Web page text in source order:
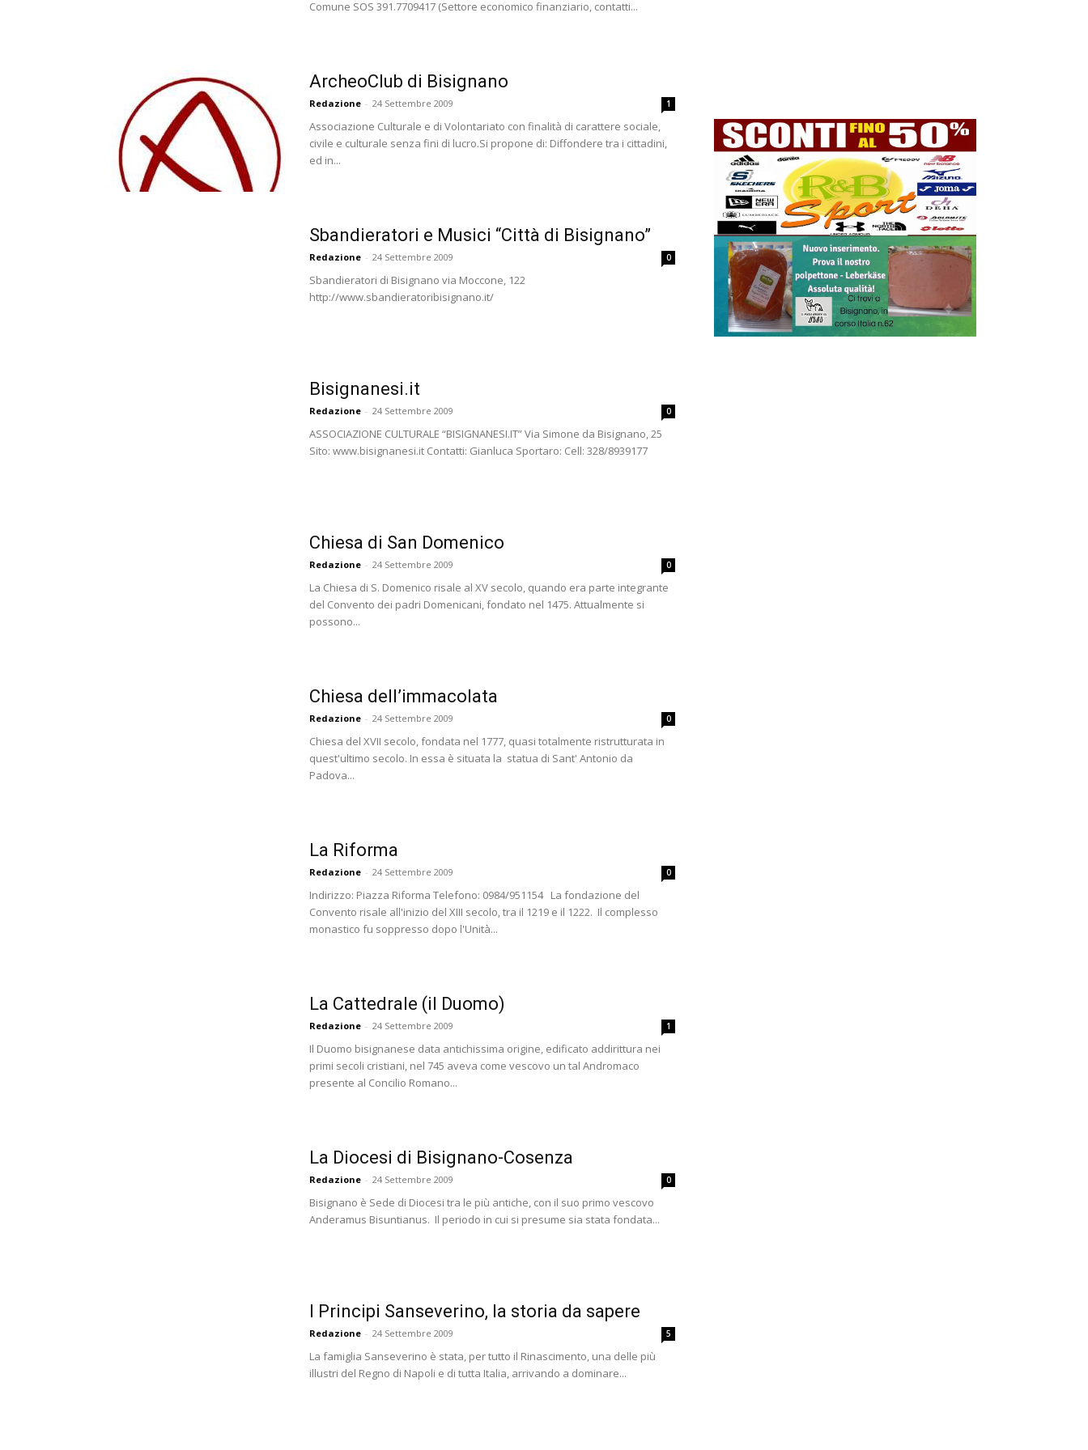
Comune SOS 391.7709417 (Settore economico finanziario, contatti...
ArcheoClub di Bisignano
Redazione - 24 Settembre 2009 1
Associazione Culturale e di Volontariato con finalità di carattere sociale,
civile e culturale senza fini di lucro.Si propone di: Diffondere tra i cittadini,
ed in...
Sbandieratori e Musici “Città di Bisignano”
Redazione - 24 Settembre 2009 0
Sbandieratori di Bisignano via Moccone, 122
http://www.sbandieratoribisignano.it/
Bisignanesi.it
Redazione - 24 Settembre 2009 0
ASSOCIAZIONE CULTURALE “BISIGNANESI.IT” Via Simone da Bisignano, 25
Sito: www.bisignanesi.it Contatti: Gianluca Sportaro: Cell: 328/8939177
Chiesa di San Domenico
Redazione - 24 Settembre 2009 0
La Chiesa di S. Domenico risale al XV secolo, quando era parte integrante
del Convento dei padri Domenicani, fondato nel 1475. Attualmente si
possono...
Chiesa dell’immacolata
Redazione - 24 Settembre 2009 0
Chiesa del XVII secolo, fondata nel 1777, quasi totalmente ristrutturata in
quest'ultimo secolo. In essa è situata la statua di Sant' Antonio da
Padova...
La Riforma
Redazione - 24 Settembre 2009 0
Indirizzo: Piazza Riforma Telefono: 0984/951154 La fondazione del
Convento risale all'inizio del XIII secolo, tra il 1219 e il 1222. Il complesso
monastico fu soppresso dopo l'Unità...
La Cattedrale (il Duomo)
Redazione - 24 Settembre 2009 1
Il Duomo bisignanese data antichissima origine, edificato addirittura nei
primi secoli cristiani, nel 745 aveva come vescovo un tal Andromaco
presente al Concilio Romano...
La Diocesi di Bisignano-Cosenza
Redazione - 24 Settembre 2009 0
Bisignano è Sede di Diocesi tra le più antiche, con il suo primo vescovo
Anderamus Bisuntianus. Il periodo in cui si presume sia stata fondata...
I Principi Sanseverino, la storia da sapere
Redazione - 24 Settembre 2009 5
La famiglia Sanseverino è stata, per tutto il Rinascimento, una delle più
illustri del Regno di Napoli e di tutta Italia, arrivando a dominare...